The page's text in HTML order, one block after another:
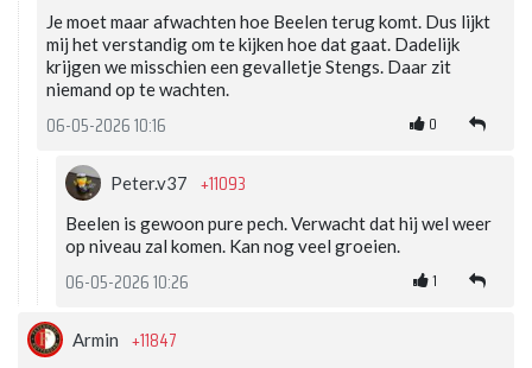
Je moet maar afwachten hoe Beelen terug komt. Dus lijkt
mij het verstandig om te kijken hoe dat gaat. Dadelijk
krijgen we misschien een gevalletje Stengs. Daar zit
niemand op te wachten.
06-05-2026 10:16 0
Peter.v37 +11093
Beelen is gewoon pure pech. Verwacht dat hij wel weer
op niveau zal komen. Kan nog veel groeien.
06-05-2026 10:26 1
Armin +11847